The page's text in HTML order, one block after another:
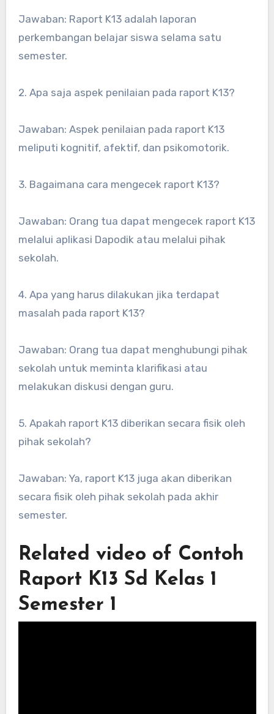
Jawaban: Raport K13 adalah laporan
perkembangan belajar siswa selama satu
semester.
2. Apa saja aspek penilaian pada raport K13?
Jawaban: Aspek penilaian pada raport K13
meliputi kognitif, afektif, dan psikomotorik.
3. Bagaimana cara mengecek raport K13?
Jawaban: Orang tua dapat mengecek raport K13
melalui aplikasi Dapodik atau melalui pihak
sekolah.
4. Apa yang harus dilakukan jika terdapat
masalah pada raport K13?
Jawaban: Orang tua dapat menghubungi pihak
sekolah untuk meminta klarifikasi atau
melakukan diskusi dengan guru.
5. Apakah raport K13 diberikan secara fisik oleh
pihak sekolah?
Jawaban: Ya, raport K13 juga akan diberikan
secara fisik oleh pihak sekolah pada akhir
semester.
Related video of Contoh
Raport K13 Sd Kelas 1
Semester 1